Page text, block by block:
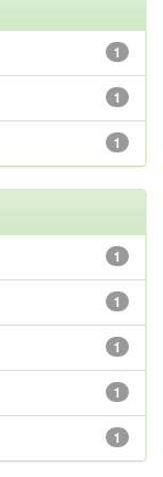
1
1
1
1
1
1
1
1